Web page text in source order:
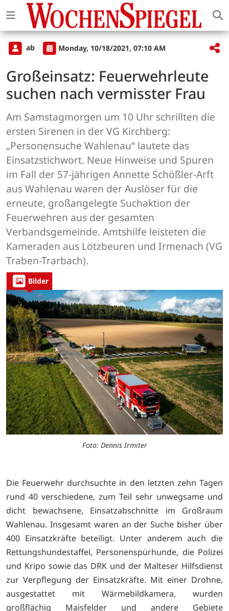
ab Monday, 10/18/2021, 07:10 AM
Großeinsatz: Feuerwehrleute
suchen nach vermisster Frau
Am Samstagmorgen um 10 Uhr schrillten die
ersten Sirenen in der VG Kirchberg:
„Personensuche Wahlenau“ lautete das
Einsatzstichwort. Neue Hinweise und Spuren
im Fall der 57-jährigen Annette Schößler-Arft
aus Wahlenau waren der Auslöser für die
erneute, großangelegte Suchaktion der
Feuerwehren aus der gesamten
Verbandsgemeinde. Amtshilfe leisteten die
Kameraden aus Lötzbeuren und Irmenach (VG
Traben-Trarbach).
Bilder
Foto: Dennis Irmiter
Die Feuerwehr durchsuchte in den letzten zehn Tagen
rund 40 verschiedene, zum Teil sehr unwegsame und
dicht bewachsene, Einsatzabschnitte im Großraum
Wahlenau. Insgesamt waren an der Suche bisher über
400 Einsatzkräfte beteiligt. Unter anderem auch die
Rettungshundestaffel, Personenspürhunde, die Polizei
und Kripo sowie das DRK und der Malteser Hilfsdienst
zur Verpflegung der Einsatzkräfte. Mit einer Drohne,
ausgestattet mit Wärmebildkamera, wurden
großflächig Maisfelder und andere Gebiete